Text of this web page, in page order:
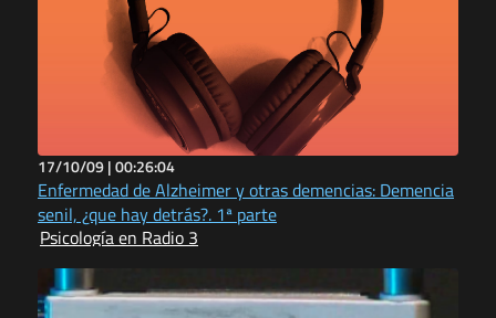
17/10/09 |00:26:04
Enfermedad de Alzheimer y otras demencias: Demencia
senil, ¿que hay detrás?. 1ª parte
Psicología en Radio 3